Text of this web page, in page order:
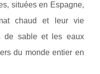
situées en Espagne,
chaud et leur vie
de sable et les eaux
du monde entier en